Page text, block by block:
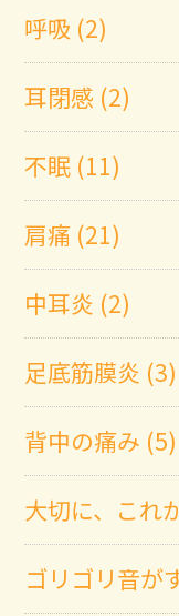
呼吸 (2)
耳閉感 (2)
不眠 (11)
肩痛 (21)
中耳炎 (2)
足底筋膜炎 (3)
背中の痛み (5)
大切に、これ
ゴリゴリ音が